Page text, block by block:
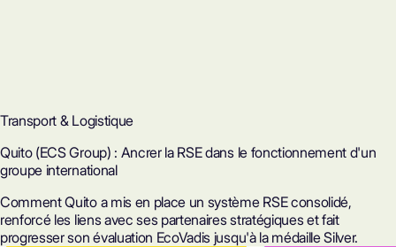
Transport & Logistique
Quito (ECS Group) : Ancrer la RSE dans le fonctionnement d'un
groupe international
Comment Quito a mis en place un système RSE consolidé,
renforcé les liens avec ses partenaires stratégiques et fait
progresser son évaluation EcoVadis jusqu'à la médaille Silver.